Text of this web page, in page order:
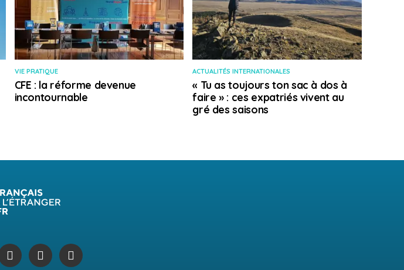
VIE PRATIQUE
CFE : la réforme devenue
incontournable
ACTUALITÉS INTERNATIONALES
« Tu as toujours ton sac à dos à
faire » : ces expatriés vivent au
gré des saisons